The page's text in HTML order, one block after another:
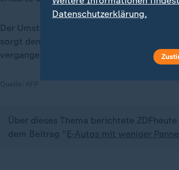
Der Umstand, dass die zugelassenen
sorgt dennoch dafür, dass die reine Zahl
vergangenen Jahr waren die "gelben
Über dieses Thema berichtete
dem Beitrag "E-Autos mit weniger
Datenschutzerklärung.